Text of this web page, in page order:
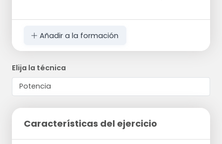
Añadir a la formación
Elija la técnica
Características del ejercicio